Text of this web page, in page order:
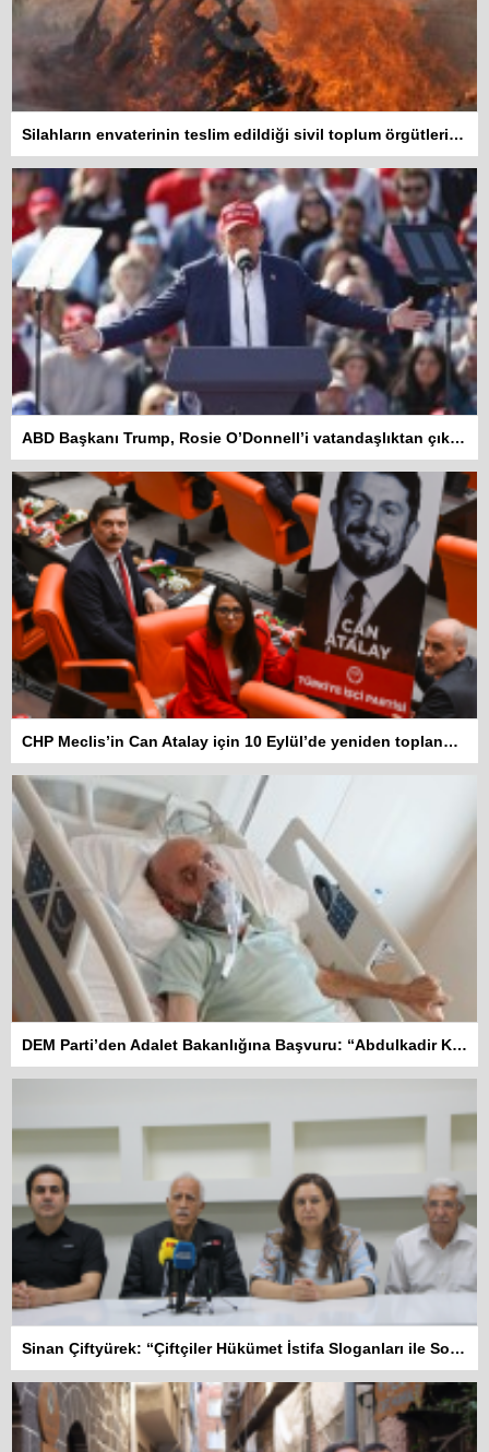
Silahların envaterinin teslim edildiği sivil toplum örgütleri rapor hazırlayacak
ABD Başkanı Trump, Rosie O’Donnell’i vatandaşlıktan çıkarmakla tehdit etti
CHP Meclis’in Can Atalay için 10 Eylül’de yeniden toplanmasını istedi
DEM Parti’den Adalet Bakanlığına Başvuru: “Abdulkadir Kuday tahliye edilsin”
Sinan Çiftyürek: “Çiftçiler Hükümet İstifa Sloganları ile Sokakta”